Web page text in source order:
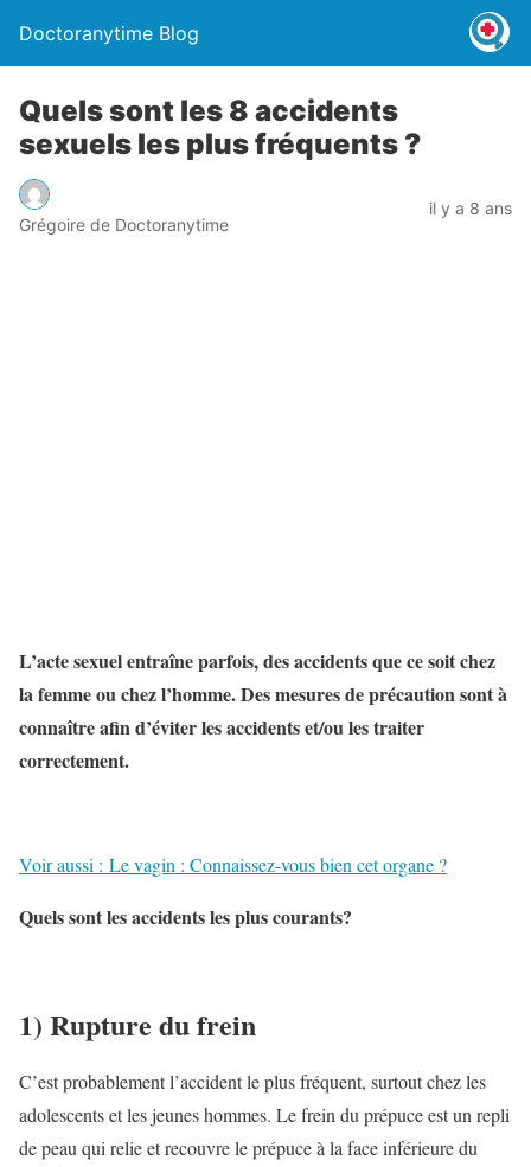
Doctoranytime Blog
Quels sont les 8 accidents
sexuels les plus fréquents ?
Grégoire de Doctoranytime
il y a 8 ans
L’acte sexuel entraîne parfois, des accidents que ce soit chez
la femme ou chez l’homme. Des mesures de précaution sont à
connaître afin d’éviter les accidents et/ou les traiter
correctement.
Voir aussi : Le vagin : Connaissez-vous bien cet organe ?
Quels sont les accidents les plus courants?
1) Rupture du frein
C’est probablement l’accident le plus fréquent, surtout chez les
adolescents et les jeunes hommes. Le frein du prépuce est un repli
de peau qui relie et recouvre le prépuce à la face inférieure du